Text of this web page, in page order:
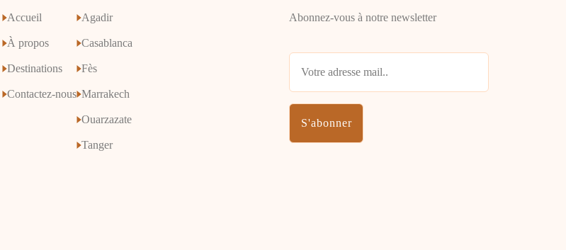
Accueil
À propos
Destinations
Contactez-nous
Agadir
Casablanca
Fès
Marrakech
Ouarzazate
Tanger
Abonnez-vous à notre newsletter